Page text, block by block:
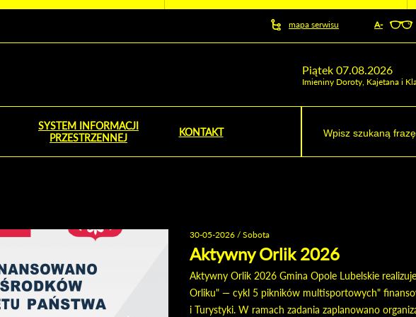
mapa serwisu A-
Piątek 07.08.2026
Imieniny Doroty, Kajetana i
SYSTEM INFORMACJI
PRZESTRZENNEJ
OTWORZY SIĘ W NOWYM OKNIEKONTAKT
30-05-2026 / Sobota
Aktywny Orlik 2026
Aktywny Orlik 2026 Gmina Opole Lubelskie
Orliku" — cykl 5 pikników multisportowych"
i Turystyki. W ramach zadania zaplanowano